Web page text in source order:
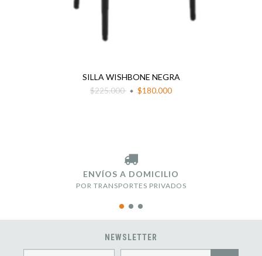
SILLA WISHBONE NEGRA
$225.000
$180.000
ENVÍOS A DOMICILIO
POR TRANSPORTES PRIVADOS
NEWSLETTER